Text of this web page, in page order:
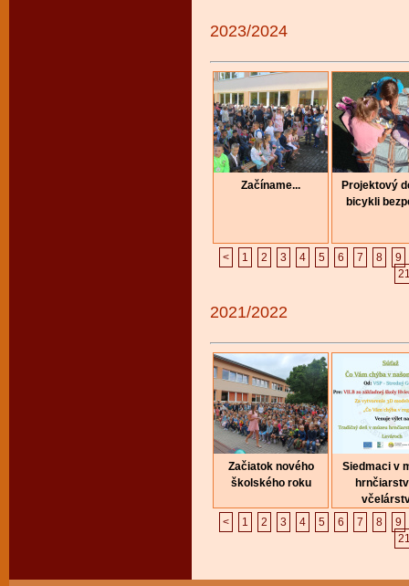
2023/2024
Začíname...
Projektový
bicykli
< 1 2 3 4 5 6 7 8
9
2021/2022
Začiatok nového
školského roku
Siedmaci v
<
1 2 3 4 5 6 7 8
9